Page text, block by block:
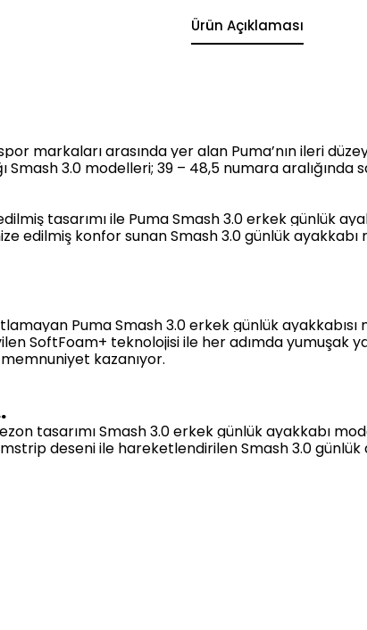
Ürün Açıklaması
markaları arasında yer alan Puma’nın ileri
3.0 modelleri; 39 – 48,5 numara aralığında
tasarımı ile Puma Smash 3.0 erkek günlük
edilmiş konfor sunan Smash 3.0 günlük
Puma Smash 3.0 erkek günlük
SoftFoam+ teknolojisi ile her adımda yumuşak
kazanıyor.
tasarımı Smash 3.0 erkek günlük ayakkabı
deseni ile hareketlendirilen Smash 3.0 günlük